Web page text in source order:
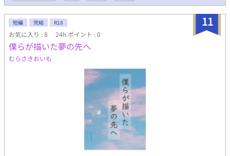
11
短編 完結 R18
お気に入り : 8 24h.ポイント : 0
僕らが描いた夢の先へ
むらさきおいも